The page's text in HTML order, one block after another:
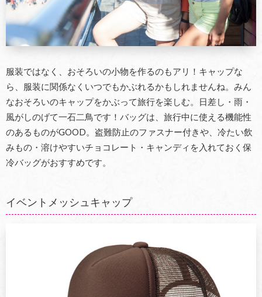
服装ではなく、おそろいの小物を作るのもアリ！キャップな
ら、服装に関係なくいつでもかぶれるかもしれませんね。みん
なおそろいのキャップをかぶって旅行を楽しむ。日差し・雨・
風がしのげて一石二鳥です！バッグは、旅行中に使える機能性
のあるものがGOOD。盗難防止のファスナー付きや、冷たい飲
みもの・溶けやすいチョコレート・キャンディを入れておく保
冷バッグがおすすめです。
イベントメッシュキャップ